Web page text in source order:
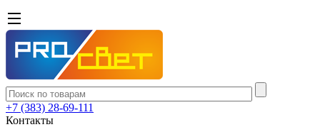
+7 (383) 28-69-111
Контакты